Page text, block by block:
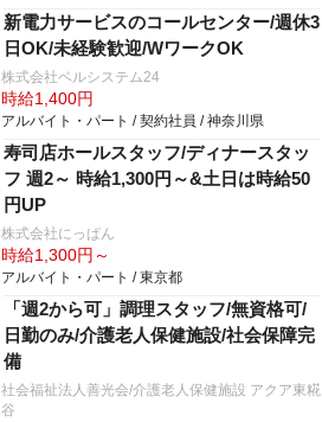
新電力サービスのコールセンター/週休3
日OK/未経験歓迎/WワークOK
株式会社ベルシステム24
時給1,400円
アルバイト・パート / 契約社員 / 神奈川県
寿司店ホールスタッフ/ディナースタッ
フ 週2～ 時給1,300円～&土日は時給50
円UP
株式会社にっぱん
時給1,300円～
アルバイト・パート / 東京都
「週2から可」調理スタッフ/無資格可/
日勤のみ/介護老人保健施設/社会保障完
備
社会福祉法人善光会/介護老人保健施設 アクア東糀
谷